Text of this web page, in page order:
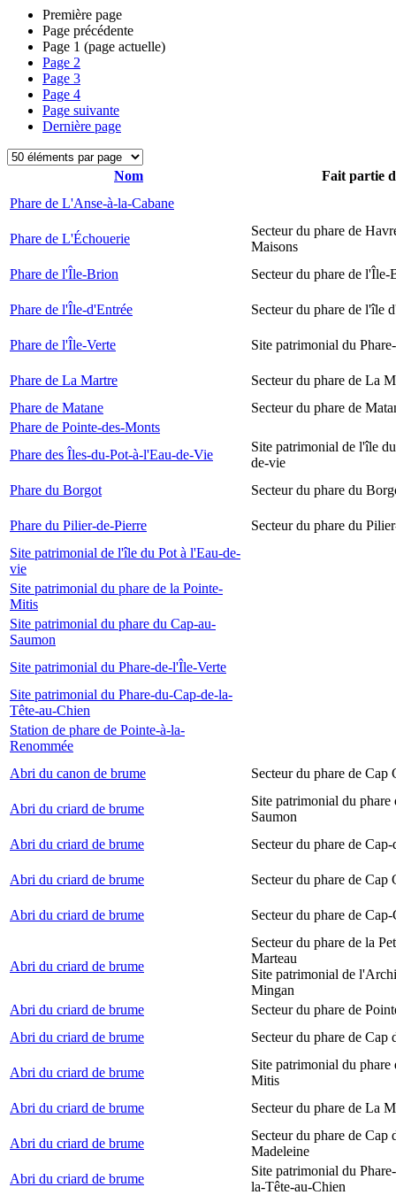
Première page
Page précédente
Page 1 (page actuelle)
Page 2
Page 3
Page 4
Page suivante
Dernière page
Nom
Fait partie
Phare de L'Anse-à-la-Cabane
Phare de L'Échouerie
Secteur du phare de
Maisons
Phare de l'Île-Brion
Secteur du phare de l'Île-
Phare de l'Île-d'Entrée Secteur du phare de l'île
Phare de l'Île-Verte Site patrimonial du
Phare de La Martre
Secteur du phare de La
Phare de Matane
Secteur du phare de
Phare de Pointe-des-Monts
Phare des Îles-du-Pot-à-l'Eau-de-Vie
Site patrimonial de l'île
de-vie
Phare du Borgot
Secteur du phare du
Phare du Pilier-de-Pierre
Secteur du phare du
Site patrimonial de l'île du Pot à l'Eau-de-
vie
Site patrimonial du phare de la Pointe-
Mitis
Site patrimonial du phare du Cap-au-
Saumon
Site patrimonial du Phare-de-l'Île-Verte
Site patrimonial du Phare-du-Cap-de-la-
Tête-au-Chien
Station de phare de Pointe-à-la-
Renommée
Abri du canon de brume
Secteur du phare de Cap
Abri du criard de brume
Site patrimonial du phare
Saumon
Abri du criard de brume
Secteur du phare de Cap-
Abri du criard de brume Secteur du phare de Cap
Abri du criard de brume Secteur du phare de Cap-
Abri du criard de brume
Secteur du phare de la
Marteau
Site patrimonial de
Mingan
Abri du criard de brume
Secteur du phare de
Abri du criard de brume
Secteur du phare de Cap
Abri du criard de brume
Site patrimonial du phare
Mitis
Abri du criard de brume
Secteur du phare de La
Abri du criard de brume
Secteur du phare de Cap
Madeleine
Abri du criard de brume
Site patrimonial du
la-Tête-au-Chien